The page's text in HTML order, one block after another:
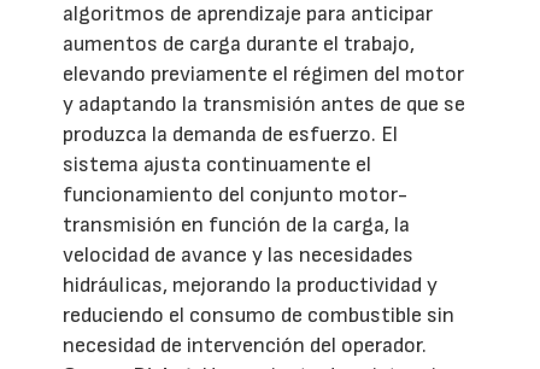
algoritmos de aprendizaje para anticipar
aumentos de carga durante el trabajo,
elevando previamente el régimen del motor
y adaptando la transmisión antes de que se
produzca la demanda de esfuerzo. El
sistema ajusta continuamente el
funcionamiento del conjunto motor-
transmisión en función de la carga, la
velocidad de avance y las necesidades
hidráulicas, mejorando la productividad y
reduciendo el consumo de combustible sin
necesidad de intervención del operador.